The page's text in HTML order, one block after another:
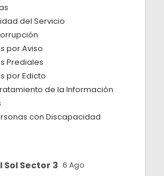
del Servicio
por Aviso
Prediales
por Edicto
de la Información
con Discapacidad
Sol Sector 3 6 Ago